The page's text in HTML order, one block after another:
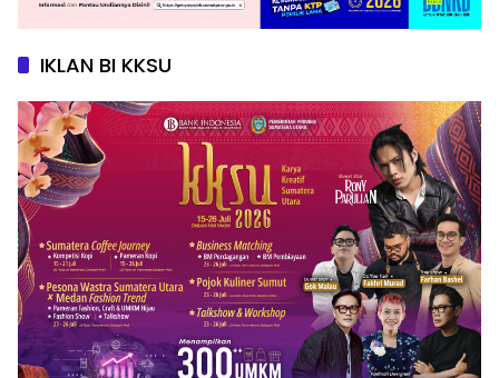
IKLAN BI KKSU